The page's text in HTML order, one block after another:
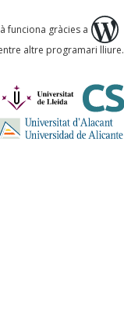
funciona gràcies a
altre programari lliure.